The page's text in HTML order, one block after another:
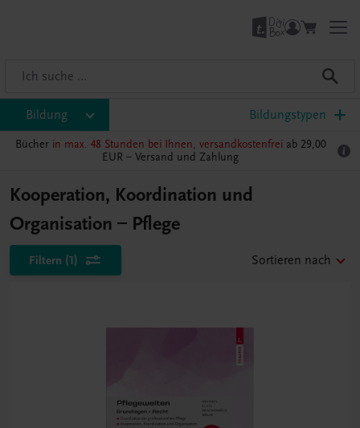
Bildung Bildungstypen
Bücher in max. 48 Stunden bei Ihnen, versandkostenfrei ab 29,00
EUR – Versand und Zahlung
Kooperation, Koordination und
Organisation – Pflege
Filtern (1) Sortieren nach